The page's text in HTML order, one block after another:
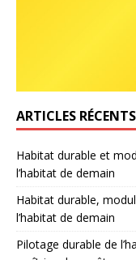
ARTICLES RÉCENTS
Habitat durable et
l’habitat de demain
Habitat durable,
l’habitat de demain
Pilotage durable de